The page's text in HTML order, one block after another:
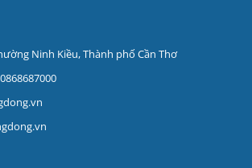
Ninh Kiều, Thành phố Cần Thơ